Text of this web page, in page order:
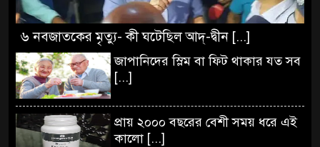
৬ নবজাতকের মৃত্যু- কী ঘটেছিল আদ্‌-দ্বীন [...]
জাপানিদের স্লিম বা ফিট থাকার যত সব
[...]
প্রায় ২০০০ বছরের বেশী সময় ধরে এই
কালো [...]